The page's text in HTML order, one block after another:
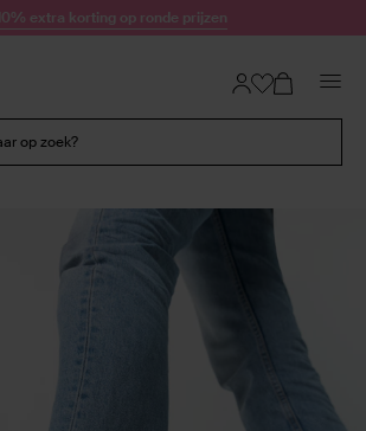
extra korting op ronde prijzen
op zoek?